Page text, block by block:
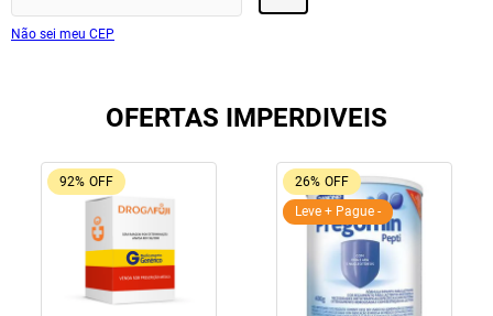
Não sei meu CEP
OFERTAS IMPERDIVEIS
92% OFF 26% OFF
Leve + Pague -